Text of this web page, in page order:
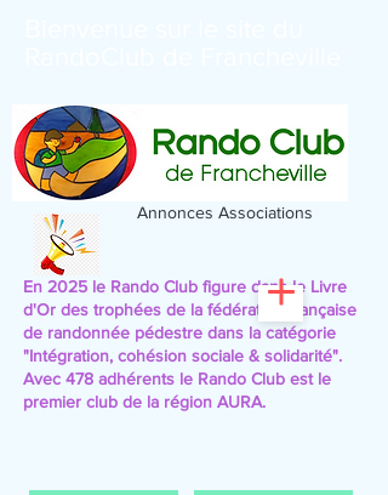
En 2025 le Rando Club figure dans le Livre
d'Or des trophées de la fédération française
de randonnée pédestre dans la catégorie
"Intégration, cohésion sociale & solidarité".
Avec 478 adhérents le Rando Club est le
premier club de la région AURA.
Annonces Associations